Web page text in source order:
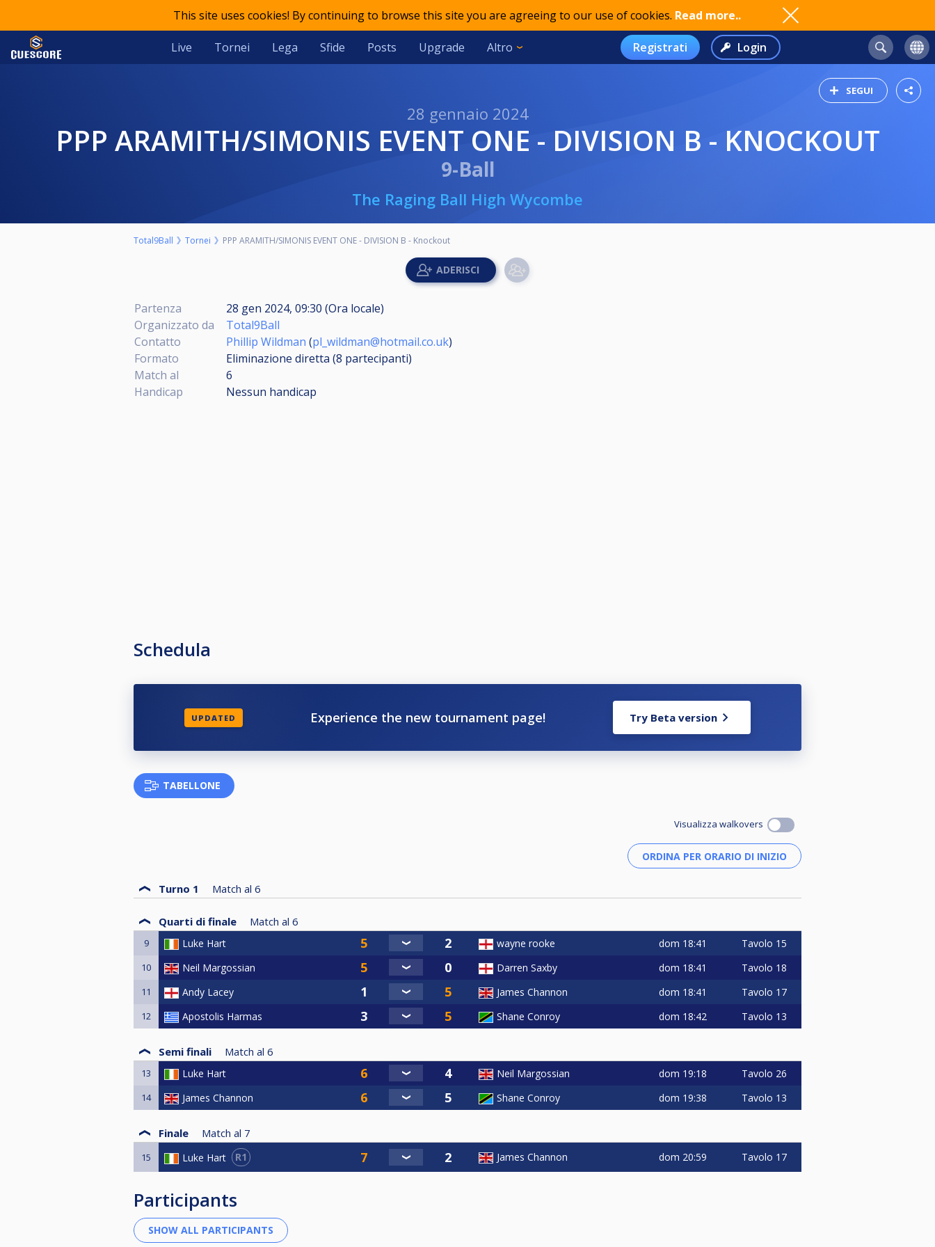
This site uses cookies! By continuing to browse this site you are agreeing to our use of cookies. Read more..
Live Tornei Lega Sfide Posts Upgrade Altro Registrati Login
SEGUI
28 gennaio 2024
PPP ARAMITH/SIMONIS EVENT ONE - DIVISION B - KNOCKOUT
9-Ball
The Raging Ball High Wycombe
Total9Ball Tornei PPP ARAMITH/SIMONIS EVENT ONE - DIVISION B - Knockout
Partenza
28 gen 2024, 09:30 (Ora locale)
Organizzato da
Total9Ball
Contatto
Phillip Wildman (pl_wildman@hotmail.co.uk)
Formato
Eliminazione diretta (8 partecipanti)
Match al
6
Handicap
Nessun handicap
Schedula
UPDATED Experience the new tournament page! Try Beta version
TABELLONE
Visualizza walkovers
Turno 1 Match al 6
Quarti di finale Match al 6
9 Luke Hart wayne rooke dom 18:41 Tavolo 15
10 Neil Margossian Darren Saxby dom 18:41 Tavolo 18
11 Andy Lacey James Channon dom 18:41 Tavolo 17
12 Apostolis Harmas Shane Conroy dom 18:42 Tavolo 13
Semi finali Match al 6
13 Luke Hart Neil Margossian dom 19:18 Tavolo 26
14 James Channon Shane Conroy dom 19:38 Tavolo 13
Finale Match al 7
15 Luke Hart R1 James Channon dom 20:59 Tavolo 17
Participants